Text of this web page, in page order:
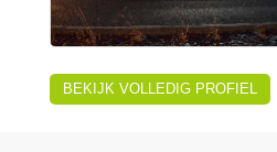
BEKIJK VOLLEDIG PROFIEL